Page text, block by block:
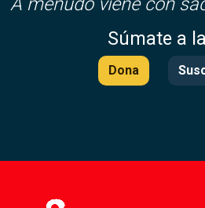
Súmate a
Dona